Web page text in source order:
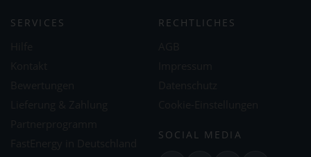
SERVICES RECHTLICHES
SOCIAL MEDIA